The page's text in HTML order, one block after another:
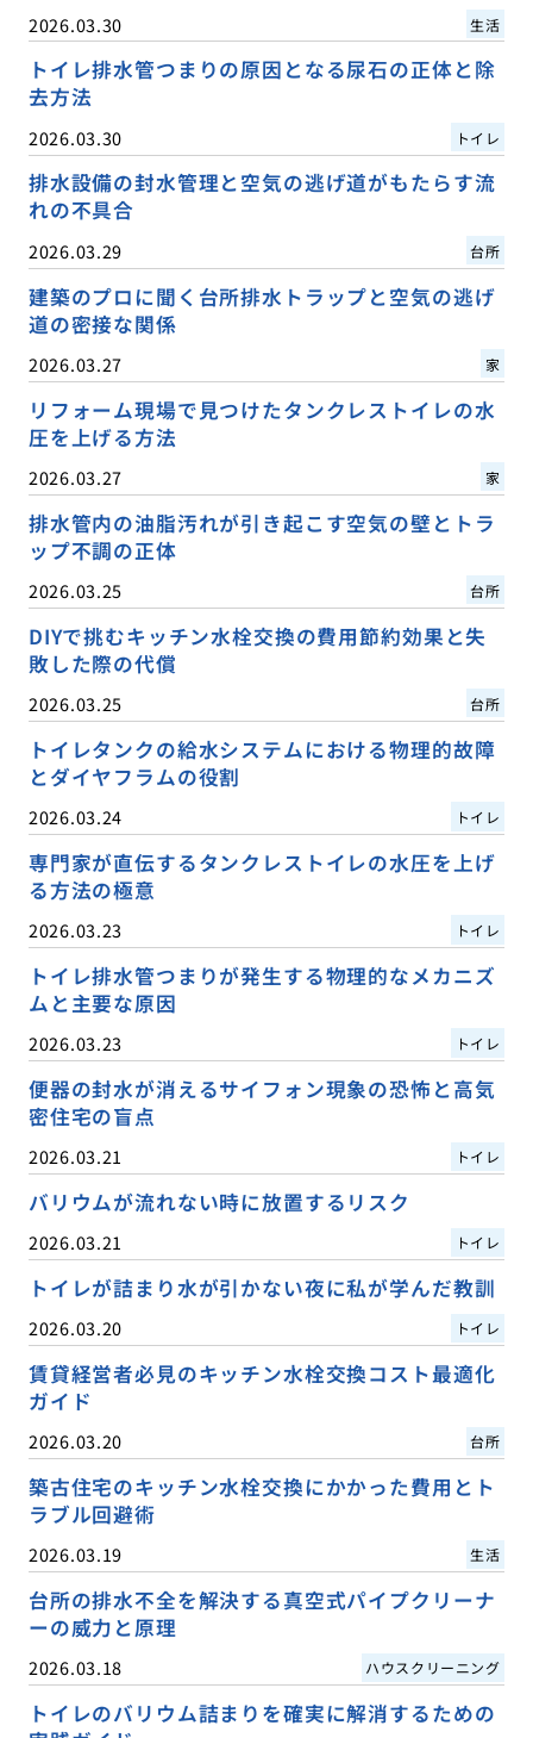
2026.03.30 生活
トイレ排水管つまりの原因となる尿石の正体と除
去方法
2026.03.30 トイレ
排水設備の封水管理と空気の逃げ道がもたらす流
れの不具合
2026.03.29 台所
建築のプロに聞く台所排水トラップと空気の逃げ
道の密接な関係
2026.03.27 家
リフォーム現場で見つけたタンクレストイレの水
圧を上げる方法
2026.03.27 家
排水管内の油脂汚れが引き起こす空気の壁とトラ
ップ不調の正体
2026.03.25 台所
DIYで挑むキッチン水栓交換の費用節約効果と失
敗した際の代償
2026.03.25 台所
トイレタンクの給水システムにおける物理的故障
とダイヤフラムの役割
2026.03.24 トイレ
専門家が直伝するタンクレストイレの水圧を上げ
る方法の極意
2026.03.23 トイレ
トイレ排水管つまりが発生する物理的なメカニズ
ムと主要な原因
2026.03.23 トイレ
便器の封水が消えるサイフォン現象の恐怖と高気
密住宅の盲点
2026.03.21 トイレ
バリウムが流れない時に放置するリスク
2026.03.21 トイレ
トイレが詰まり水が引かない夜に私が学んだ教訓
2026.03.20 トイレ
賃貸経営者必見のキッチン水栓交換コスト最適化
ガイド
2026.03.20 台所
築古住宅のキッチン水栓交換にかかった費用とト
ラブル回避術
2026.03.19 生活
台所の排水不全を解決する真空式パイプクリーナ
ーの威力と原理
2026.03.18 ハウスクリーニング
トイレのバリウム詰まりを確実に解消するための